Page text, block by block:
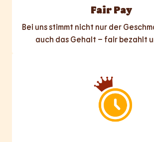
Fair Pay
Bei uns stimmt nicht nur der
auch das Gehalt – fair bezahlt